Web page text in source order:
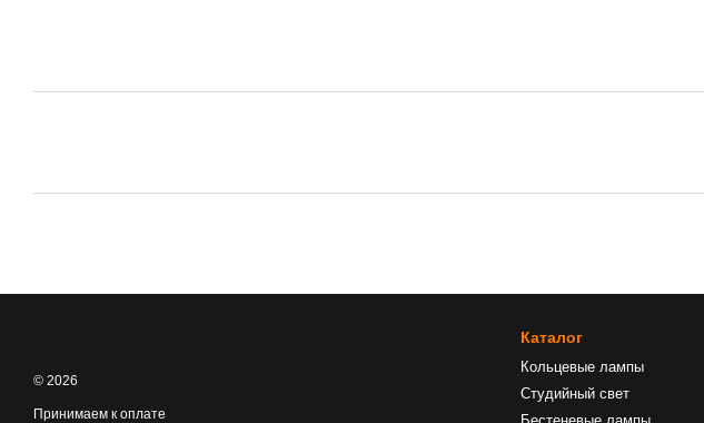
© 2026
Принимаем к оплате
Каталог
Кольцевые лампы
Студийный свет